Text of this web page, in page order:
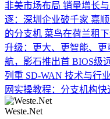
非美市场布局 销量增长
逐：深圳企业破千家 嘉
的分支机 菜鸟在荷兰租
升级：更大、更智能、更
航，影石推出首 BIOS级
列重 SD-WAN 技术与行
网实操教程：分支机构快
Weste.Net